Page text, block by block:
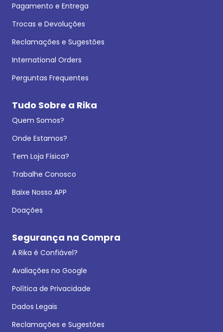
Pagamento e Entrega
Trocas e Devoluções
Reclamações e Sugestões
International Orders
Perguntas Frequentes
Tudo Sobre a Rika
Quem Somos?
Onde Estamos?
Tem Loja Física?
Trabalhe Conosco
Baixe Nosso APP
Doações
Segurança na Compra
A Rika é Confiável?
Avaliações no Google
Política de Privacidade
Dados Legais
Reclamações e Sugestões